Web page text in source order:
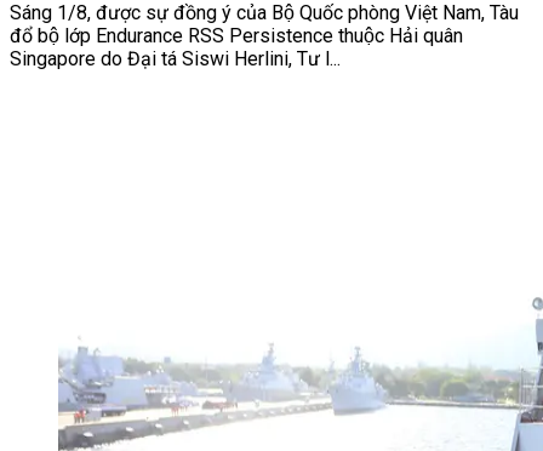
Sáng 1/8, được sự đồng ý của Bộ Quốc phòng Việt Nam, Tàu
đổ bộ lớp Endurance RSS Persistence thuộc Hải quân
Singapore do Đại tá Siswi Herlini, Tư l...